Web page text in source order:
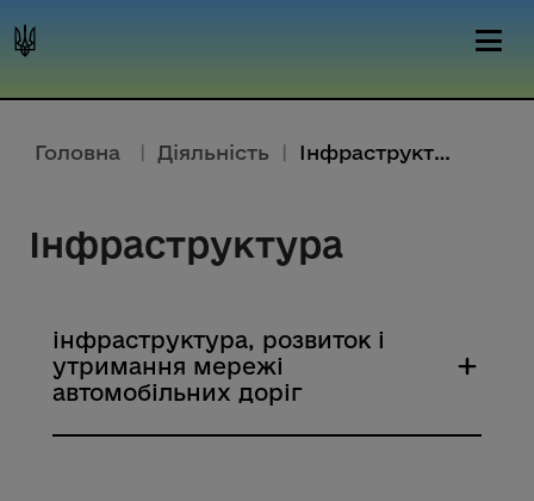
Головна | Діяльність | Інфраструктура
Інфраструктура
інфраструктура, розвиток і
утримання мережі
автомобільних доріг